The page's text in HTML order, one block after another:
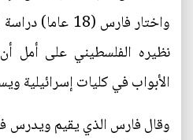
واختار فارس (18
نظيره الفلسطيني على أمل
الأبواب في كليات إسرائيلية
وقال فارس الذي يقيم ويدرس